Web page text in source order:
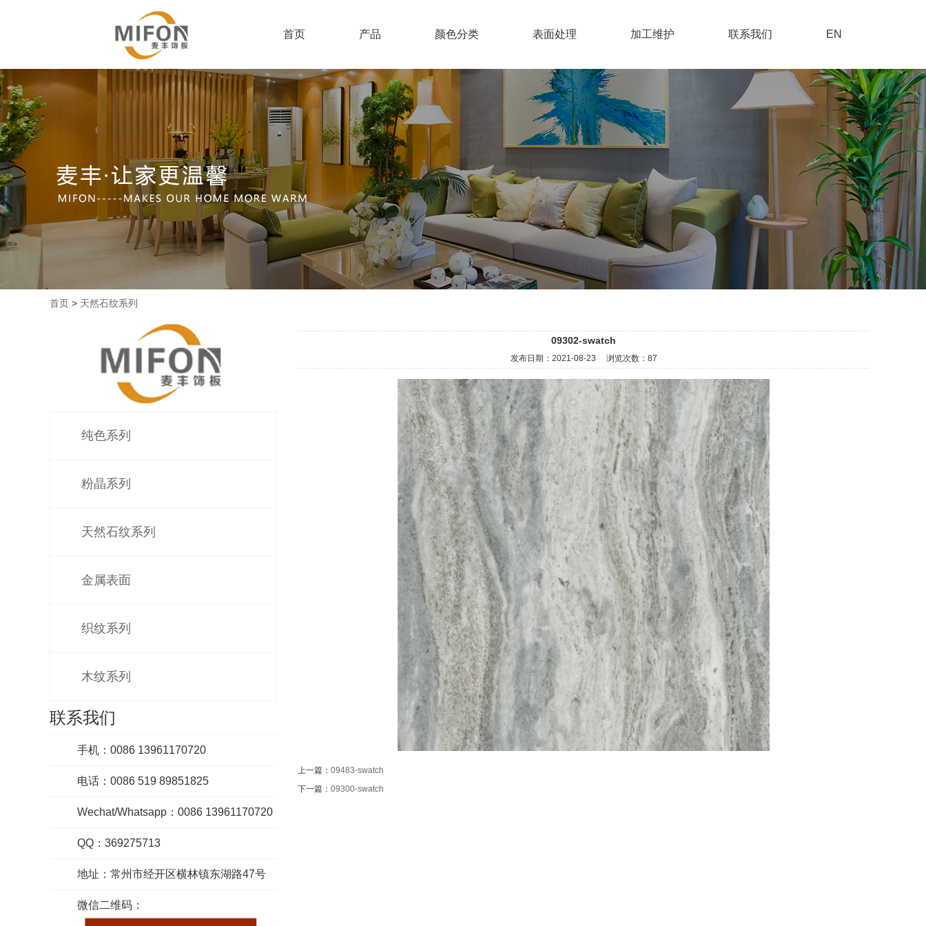
首页 产品 颜色分类 表面处理 加工维护 联系我们 EN
首页 > 天然石纹系列
纯色系列
粉晶系列
天然石纹系列
金属表面
织纹系列
木纹系列
联系我们
手机：0086 13961170720
电话：0086 519 89851825
Wechat/Whatsapp：0086 13961170720
QQ：369275713
地址：常州市经开区横林镇东湖路47号
微信二维码：
09302-swatch
发布日期： 2021-08-23 浏览次数： 87
上一篇： 09483-swatch
下一篇： 09300-swatch